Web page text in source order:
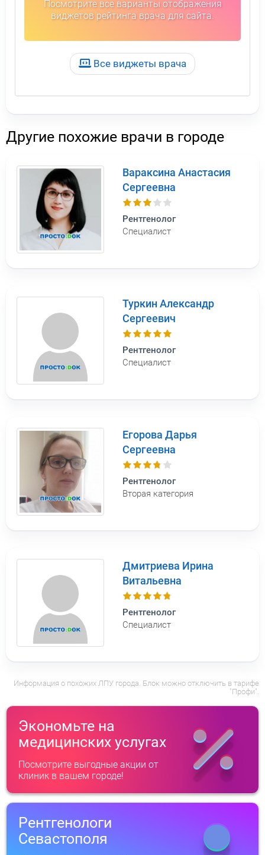
Посмотрите все варианты отображения
виджетов рейтинга врача для сайта.
Все виджеты врача
Другие похожие врачи в городе
Вараксина Анастасия
Сергеевна
Рентгенолог
Специалист
Туркин Александр
Сергеевич
Рентгенолог
Специалист
Егорова Дарья
Сергеевна
Рентгенолог
Вторая категория
Дмитриева Ирина
Витальевна
Рентгенолог
Специалист
Информация о похожих ЛПУ города. Блок можно отключить в тарифе
"Профи".
Экономьте на
медицинских услугах
Посмотрите выгодные акции от
клиник в вашем городе!
Рентгенологи
Севастополя